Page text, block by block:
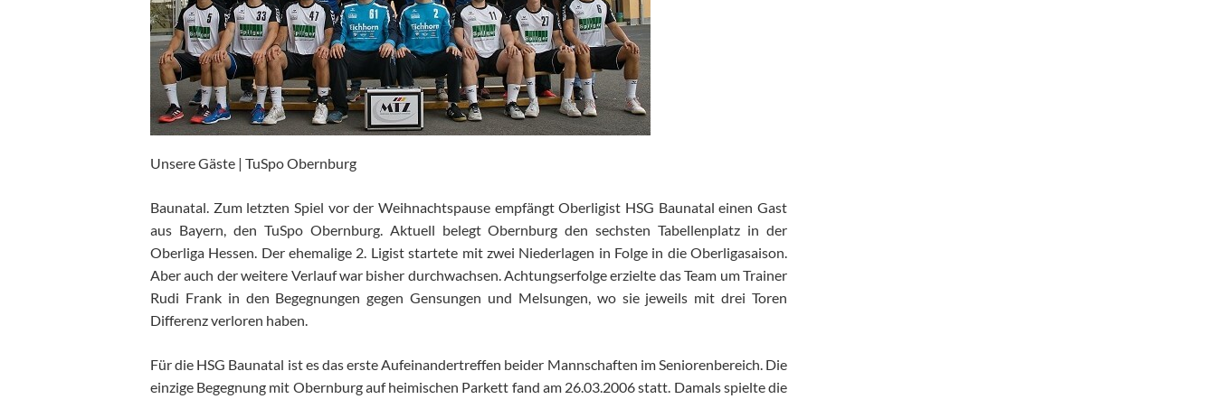
Unsere Gäste | TuSpo Obernburg
Baunatal. Zum letzten Spiel vor der Weihnachtspause empfängt Oberligist HSG Baunatal einen Gast
aus Bayern, den TuSpo Obernburg. Aktuell belegt Obernburg den sechsten Tabellenplatz in der
Oberliga Hessen. Der ehemalige 2. Ligist startete mit zwei Niederlagen in Folge in die Oberligasaison.
Aber auch der weitere Verlauf war bisher durchwachsen. Achtungserfolge erzielte das Team um Trainer
Rudi Frank in den Begegnungen gegen Gensungen und Melsungen, wo sie jeweils mit drei Toren
Differenz verloren haben.
Für die HSG Baunatal ist es das erste Aufeinandertreffen beider Mannschaften im Seniorenbereich. Die
einzige Begegnung mit Obernburg auf heimischen Parkett fand am 26.03.2006 statt. Damals spielte die